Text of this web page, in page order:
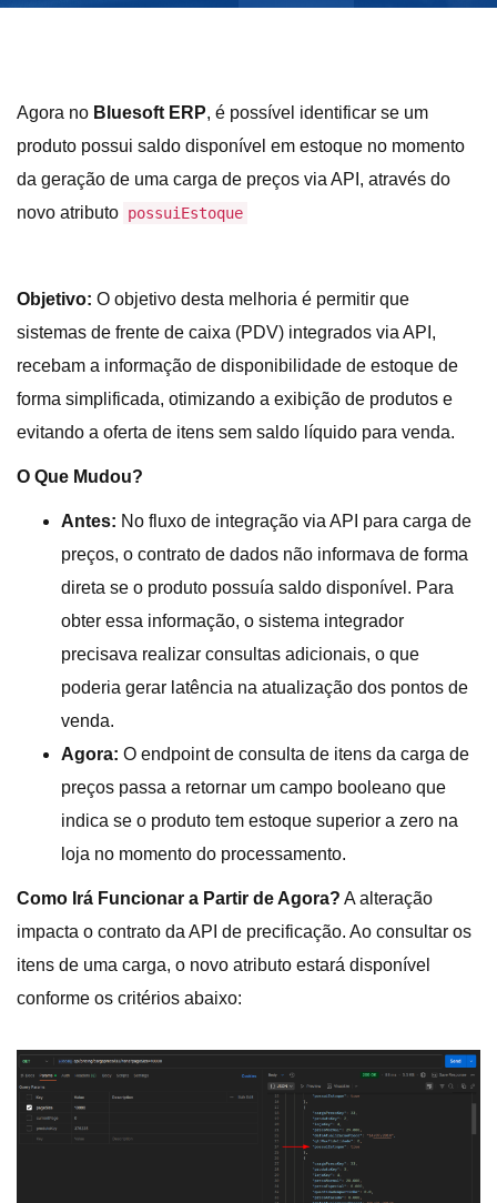
Agora no Bluesoft ERP, é possível identificar se um
produto possui saldo disponível em estoque no momento
da geração de uma carga de preços via API, através do
novo atributo possuiEstoque
Objetivo: O objetivo desta melhoria é permitir que
sistemas de frente de caixa (PDV) integrados via API,
recebam a informação de disponibilidade de estoque de
forma simplificada, otimizando a exibição de produtos e
evitando a oferta de itens sem saldo líquido para venda.
O Que Mudou?
Antes: No fluxo de integração via API para carga de
preços, o contrato de dados não informava de forma
direta se o produto possuía saldo disponível. Para
obter essa informação, o sistema integrador
precisava realizar consultas adicionais, o que
poderia gerar latência na atualização dos pontos de
venda.
Agora: O endpoint de consulta de itens da carga de
preços passa a retornar um campo booleano que
indica se o produto tem estoque superior a zero na
loja no momento do processamento.
Como Irá Funcionar a Partir de Agora? A alteração
impacta o contrato da API de precificação. Ao consultar os
itens de uma carga, o novo atributo estará disponível
conforme os critérios abaixo: